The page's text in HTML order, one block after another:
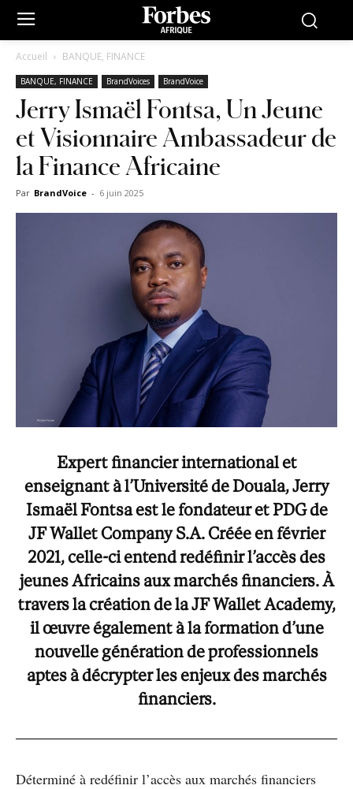
Accueil BANQUE, FINANCE
BANQUE, FINANCE BrandVoices BrandVoice
Jerry Ismaël Fontsa, Un Jeune
et Visionnaire Ambassadeur de
la Finance Africaine
Par BrandVoice - 6 juin 2025
Expert financier international et
enseignant à l’Université de Douala, Jerry
Ismaël Fontsa est le fondateur et PDG de
JF Wallet Company S.A. Créée en février
2021, celle-ci entend redéfinir l’accès des
jeunes Africains aux marchés financiers. À
travers la création de la JF Wallet Academy,
il œuvre également à la formation d’une
nouvelle génération de professionnels
aptes à décrypter les enjeux des marchés
financiers.
Déterminé à redéfinir l’accès aux marchés financiers